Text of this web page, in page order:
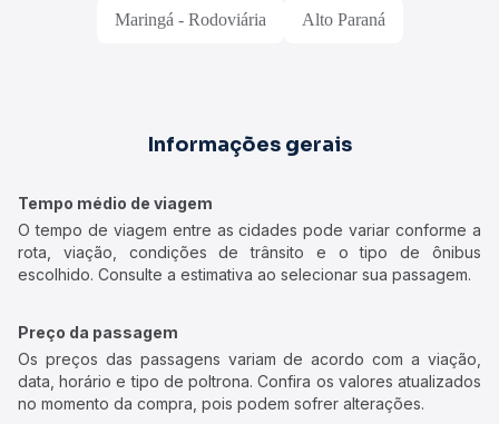
Maringá - Rodoviária Alto Paraná
Informações gerais
Tempo médio de viagem
O tempo de viagem entre as cidades pode variar conforme a
rota, viação, condições de trânsito e o tipo de ônibus
escolhido. Consulte a estimativa ao selecionar sua passagem.
Preço da passagem
Os preços das passagens variam de acordo com a viação,
data, horário e tipo de poltrona. Confira os valores atualizados
no momento da compra, pois podem sofrer alterações.